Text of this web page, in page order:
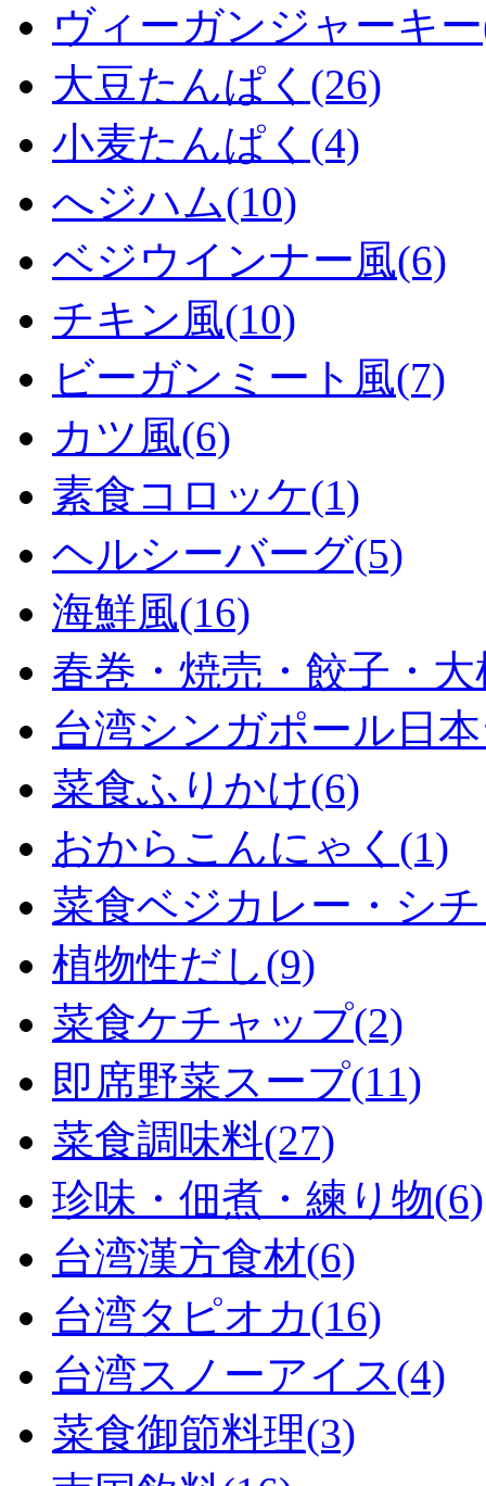
ヴィーガンジャーキ
大豆たんぱく(26)
小麦たんぱく(4)
へジハム(10)
ベジウインナー風(6)
チキン風(10)
ビーガンミート風(7)
カツ風(6)
素食コロッケ(1)
ヘルシーバーグ(5)
海鮮風(16)
春巻・焼売・餃子・
台湾シンガポール日
菜食ふりかけ(6)
おからこんにゃく(1)
菜食ベジカレー・シ
植物性だし(9)
菜食ケチャップ(2)
即席野菜スープ(11)
菜食調味料(27)
珍味・佃煮・練り物(6)
台湾漢方食材(6)
台湾タピオカ(16)
台湾スノーアイス(4)
菜食御節料理(3)